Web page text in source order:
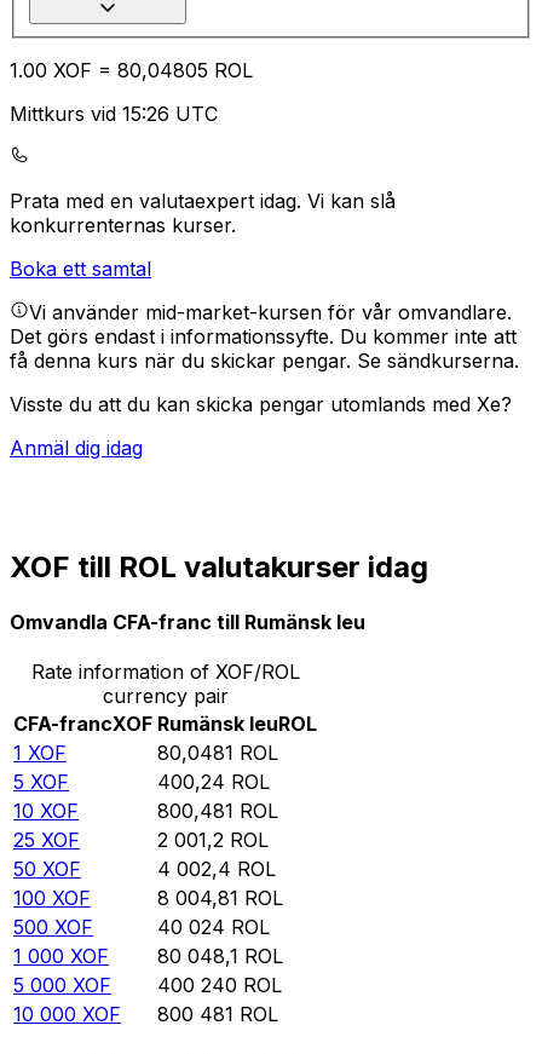
1.00 XOF = 80,04805 ROL
Mittkurs vid 15:26 UTC
Prata med en valutaexpert idag. Vi kan slå
konkurrenternas kurser.
Boka ett samtal
Vi använder mid-market-kursen för vår omvandlare.
Det görs endast i informationssyfte. Du kommer inte att
få denna kurs när du skickar pengar. Se sändkurserna.
Visste du att du kan skicka pengar utomlands med Xe?
Anmäl dig idag
XOF till ROL valutakurser idag
Omvandla CFA-franc till Rumänsk leu
Rate information of XOF/ROL
currency pair
CFA-francXOF Rumänsk leuROL
1 XOF 80,0481 ROL
5 XOF 400,24 ROL
10 XOF 800,481 ROL
25 XOF 2 001,2 ROL
50 XOF 4 002,4 ROL
100 XOF 8 004,81 ROL
500 XOF 40 024 ROL
1 000 XOF 80 048,1 ROL
5 000 XOF 400 240 ROL
10 000 XOF 800 481 ROL